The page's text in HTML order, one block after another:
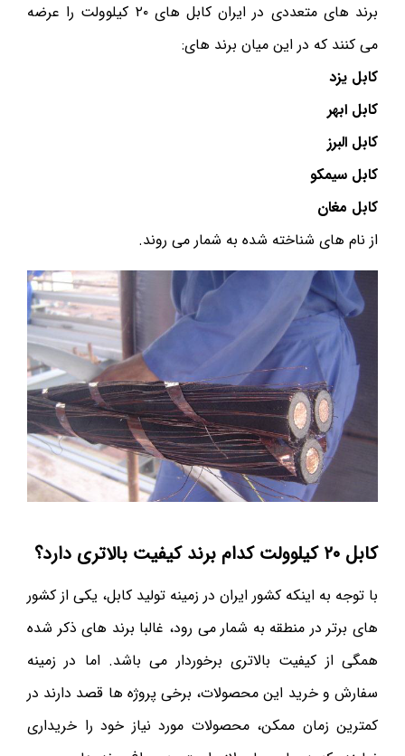
برند های متعددی در ایران کابل های ۲۰ کیلوولت را عرضه
می کنند که در این میان برند های:
کابل یزد
کابل ابهر
کابل البرز
کابل سیمکو
کابل مغان
از نام های شناخته شده به شمار می روند.
کابل ۲۰ کیلوولت کدام برند کیفیت بالاتری دارد؟
با توجه به اینکه کشور ایران در زمینه تولید کابل، یکی از کشور
های برتر در منطقه به شمار می رود، غالبا برند های ذکر شده
همگی از کیفیت بالاتری برخوردار می باشد. اما در زمینه
سفارش و خرید این محصولات، برخی پروژه ها قصد دارند در
کمترین زمان ممکن، محصولات مورد نیاز خود را خریداری